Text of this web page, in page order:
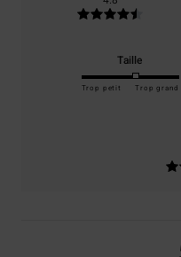
Taille
Trop petit Trop grand